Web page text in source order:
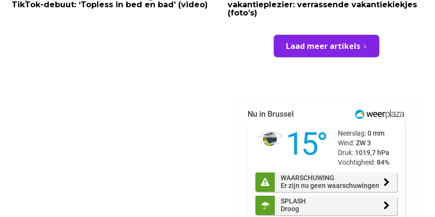
TikTok-debuut: ‘Topless in bed en bad’ (video)
vakantieplezier: verrassende vakantiekiekjes
(foto’s)
Laad meer artikels